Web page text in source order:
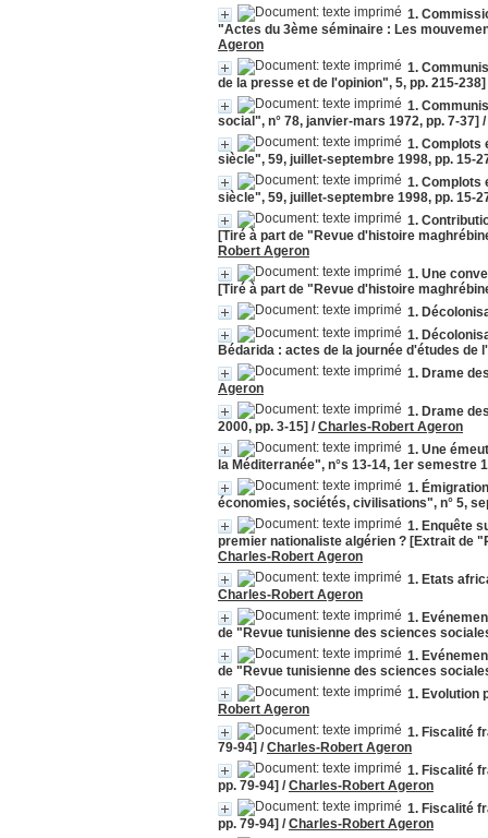
1.
"Actes du 3ème séminaire : Les
Ageron
1.
de la presse et de l'opinion", 5, pp. 215-238]
1.
social", n° 78, janvier-mars 1972, pp. 7-37] /
1. Complots
siècle", 59, juillet-septembre 1998, pp. 15-
1. Complots
siècle", 59, juillet-septembre 1998, pp. 15-
1.
[Tiré à part de "Revue d'histoire
Robert Ageron
1. Une
[Tiré à part de "Revue d'histoire
1.
1.
Bédarida : actes de la journée d'études de
1. Drame
Ageron
1. Drame
2000, pp. 3-15] /Charles-Robert Ageron
1. Une
la Méditerranée", n°s 13-14, 1er semestre
1.
économies, sociétés, civilisations", n° 5,
1. Enquête
premier nationaliste algérien ? [Extrait de
Charles-Robert Ageron
1. Etats
Charles-Robert Ageron
1.
de "Revue tunisienne des sciences
1.
de "Revue tunisienne des sciences
1. Evolution
Robert Ageron
1. Fiscalité
79-94] /Charles-Robert Ageron
1. Fiscalité
pp. 79-94] /Charles-Robert Ageron
1. Fiscalité
pp. 79-94] /Charles-Robert Ageron